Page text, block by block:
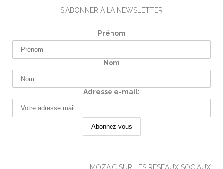
S'ABONNER À LA NEWSLETTER
Prénom
Nom
Adresse e-mail:
MOZAÏC SUR LES RÉSEAUX SOCIAUX